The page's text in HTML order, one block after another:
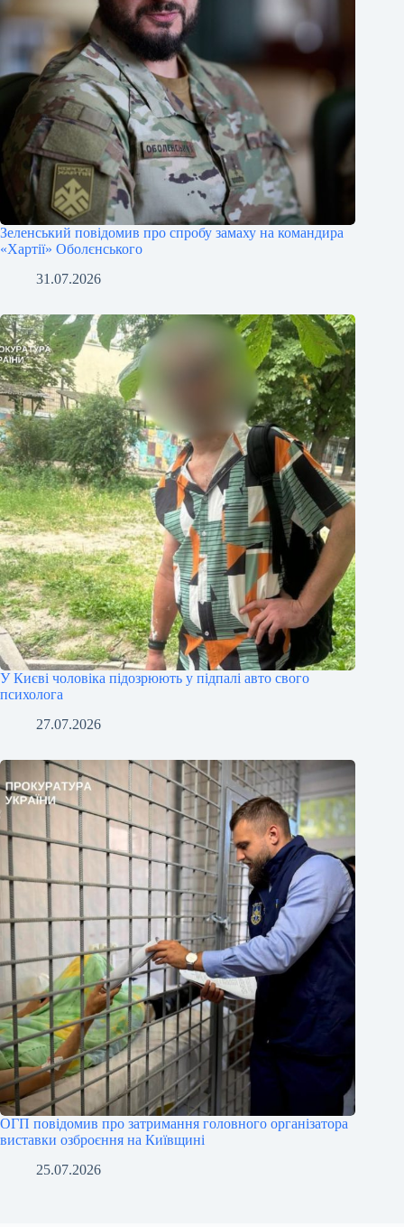
Зеленський повідомив про спробу замаху на командира
«Хартії» Оболєнського
31.07.2026
У Києві чоловіка підозрюють у підпалі авто свого
психолога
27.07.2026
ОГП повідомив про затримання головного організатора
виставки озброєння на Київщині
25.07.2026